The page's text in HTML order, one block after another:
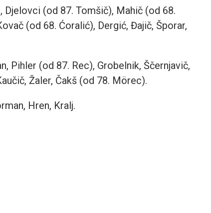
Djelovci (od 87. Tomšič), Mahič (od 68.
(od 68. Ćoralić), Dergić, Đajič, Šporar,
Pihler (od 87. Rec), Grobelnik, Ščernjavič,
Žaler, Čakš (od 78. Mörec).
Hren, Kralj.